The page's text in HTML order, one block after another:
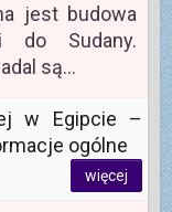
jest budowa
do Sudany.
są…
w Egipcie –
ogólne
więcej